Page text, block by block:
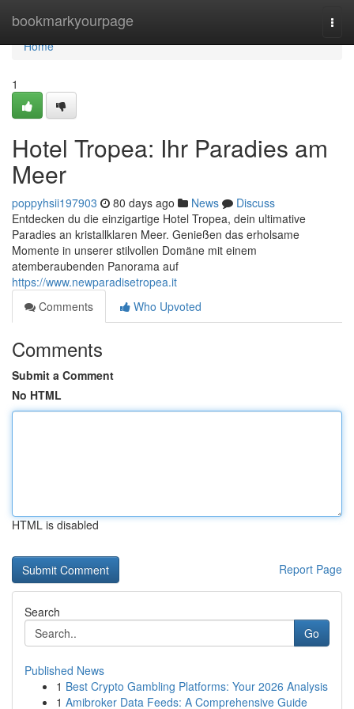
bookmarkyourpage
Home
Home
1
Hotel Tropea: Ihr Paradies am
Meer
poppyhsii197903 80 days ago News
Discuss
Entdecken du die einzigartige Hotel Tropea, dein ultimative
Paradies an kristallklaren Meer. Genießen das erholsame
Momente in unserer stilvollen Domäne mit einem
atemberaubenden Panorama auf
https://www.newparadisetropea.it
Comments
Who Upvoted
Comments
Submit a Comment
No HTML
HTML is disabled
Report Page
Search
Go
Published News
1 Best Crypto Gambling Platforms: Your 2026 Analysis
1 Amibroker Data Feeds: A Comprehensive Guide